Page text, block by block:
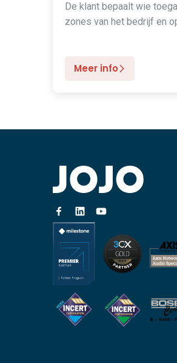
De klant bepaalt wie
zones van het bedrijf en
Meer info